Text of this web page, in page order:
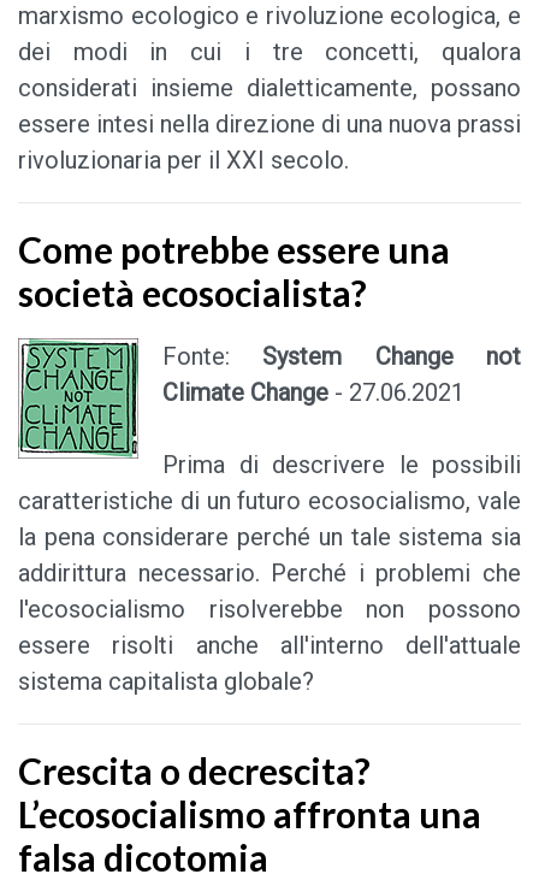
marxismo ecologico e rivoluzione ecologica, e
dei modi in cui i tre concetti, qualora
considerati insieme dialetticamente, possano
essere intesi nella direzione di una nuova prassi
rivoluzionaria per il XXI secolo.
Come potrebbe essere una
società ecosocialista?
Fonte: System Change not
Climate Change - 27.06.2021
Prima di descrivere le possibili
caratteristiche di un futuro ecosocialismo, vale
la pena considerare perché un tale sistema sia
addirittura necessario. Perché i problemi che
l'ecosocialismo risolverebbe non possono
essere risolti anche all'interno dell'attuale
sistema capitalista globale?
Crescita o decrescita?
L’ecosocialismo affronta una
falsa dicotomia